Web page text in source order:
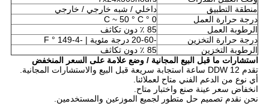
منطقة التطبيق
داخلي / شبه خارجي / خارجي
درجة حرارة العمل
0 ° C ~ 50 ° C
الرطوبة العمل
85 ٪ دون تكاثف
درجة حرارة التخزين
-20-60 درجة مئوية |
-4-149 ° F
الرطوبة التخزين
85 ٪ دون تكاثف
استشارات ما قبل البيع المجانية / وضع علامة على السعر المنخفض
تقدم DDW 12 ساعة استجابة سريعة قبل البيع والاستشارات المجانية.
أي نوع من الدعم الفني متاح لعملائنا.
انخفاض سعر عينة صنع واختبار متاح.
نحن نقدم تصميم حل متطور لجميع الموزعين والمستخدمين.